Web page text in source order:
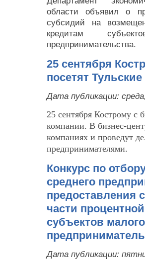
области объявил о
субсидий на
кредитам
предпринимательства.
25 сентября
посетят
Дата публикации:
25 сентября Кострому с
компании. В бизнес-
компаниях и проведут
предпринимателями.
Конкурс по
среднего
предоставления
части
субъектов
Дата публикации: